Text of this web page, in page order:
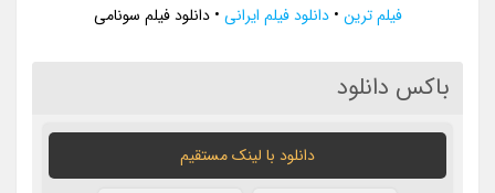
فیلم ترین •دانلود فیلم ایرانی •دانلود فیلم سونامی
باکس دانلود
دانلود با لينک مستقيم